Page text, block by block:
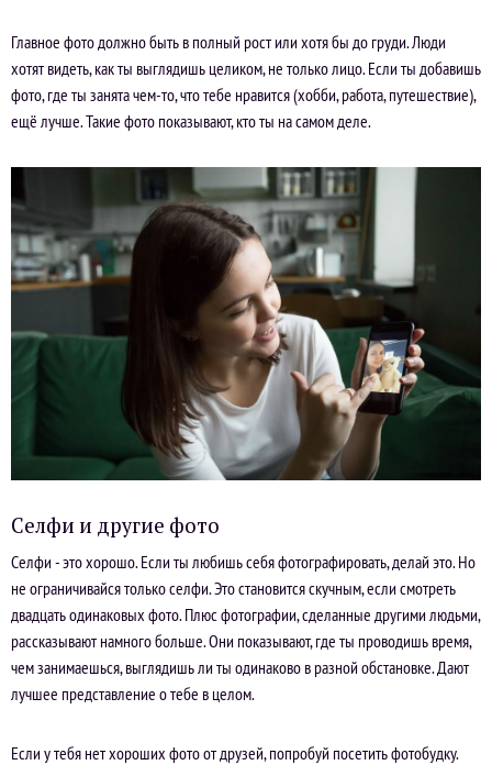
Главное фото должно быть в полный рост или хотя бы до груди. Люди
хотят видеть, как ты выглядишь целиком, не только лицо. Если ты добавишь
фото, где ты занята чем-то, что тебе нравится (хобби, работа, путешествие),
ещё лучше. Такие фото показывают, кто ты на самом деле.
Селфи и другие фото
Селфи - это хорошо. Если ты любишь себя фотографировать, делай это. Но
не ограничивайся только селфи. Это становится скучным, если смотреть
двадцать одинаковых фото. Плюс фотографии, сделанные другими людьми,
рассказывают намного больше. Они показывают, где ты проводишь время,
чем занимаешься, выглядишь ли ты одинаково в разной обстановке. Дают
лучшее представление о тебе в целом.
Если у тебя нет хороших фото от друзей, попробуй посетить фотобудку.